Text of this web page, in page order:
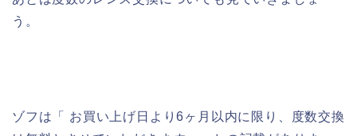
う。
ゾフは「 お買い上げ日より6ヶ月以内に限り、度数交換